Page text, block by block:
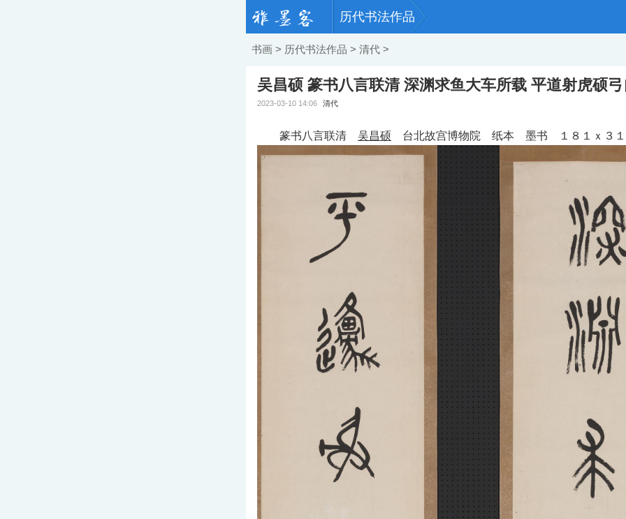
历代书法作品
书画 > 历代书法作品 > 清代 >
吴昌硕 篆书八言联清 深渊求鱼大车所载 平道射虎硕
2023-03-10 14:06 清代
篆书八言联清 吴昌硕 台北故宫博物院 纸本 墨书 １８１ｘ３１